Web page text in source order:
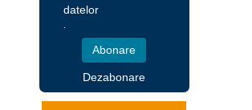
datelor
Dezabonare